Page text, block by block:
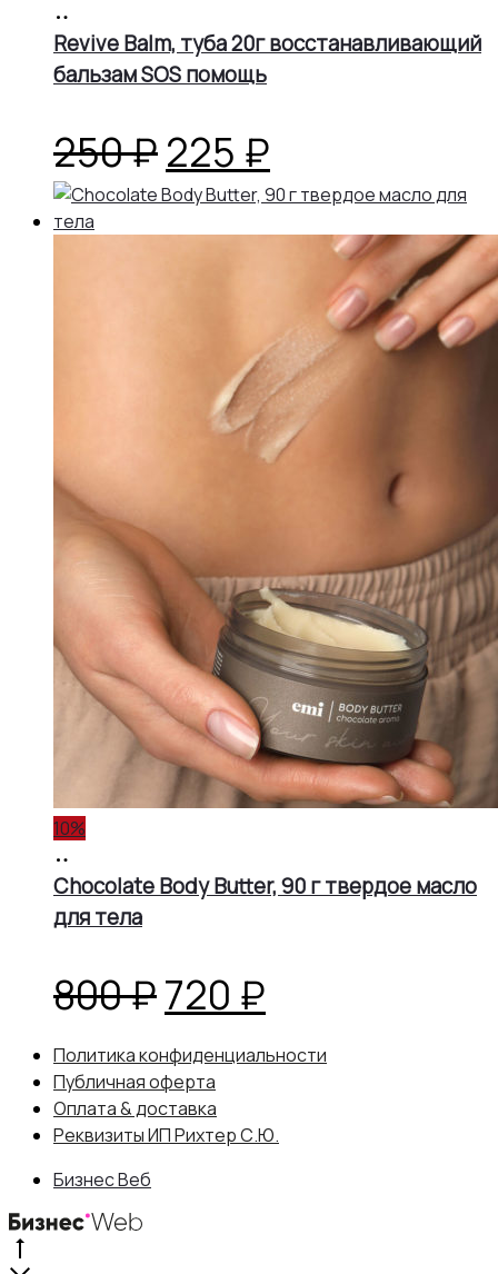
450 ₽.
корзину
Revive Balm, туба 20г восстанавливающий
бальзам SOS помощь
250₽Первоначальная
цена
составляла
225 ₽
цена:
225 ₽.
10%
корзину
Chocolate Body Butter, 90 г твердое масло
для тела
800₽Первоначальная
цена
составляла
720 ₽
цена:
Политика конфиденциальности
Публичная оферта
Оплата & доставка
Реквизиты ИП Рихтер С.Ю.
Бизнес Веб